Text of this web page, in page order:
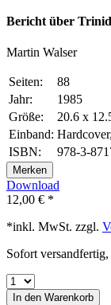
Bericht über
Martin Walser
Seiten:
88
Jahr:
1985
Größe:
20.6 x
Einband:
ISBN:
978-3-
Merken
Download
12,00 € *
*inkl. MwSt. zzgl.
Sofort
In den Warenkorb